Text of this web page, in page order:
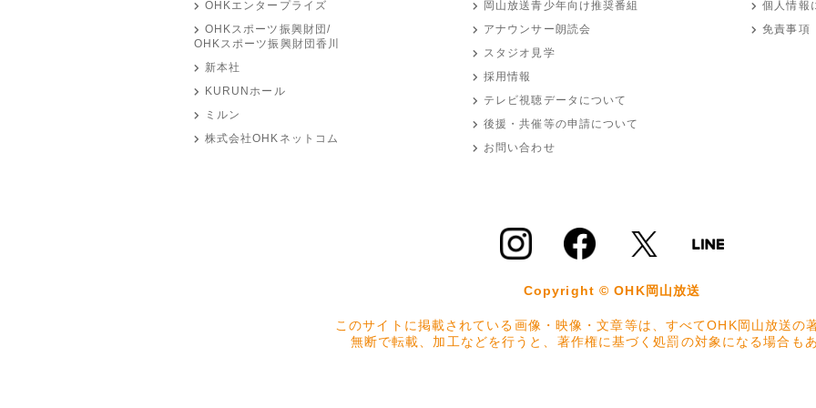
OHKエンタープライズ
OHKスポーツ振興財団/
OHKスポーツ振興財団香川
新本社
KURUNホール
ミルン
株式会社OHKネットコム
岡山放送青少年向け推奨番組
アナウンサー朗読会
スタジオ見学
採用情報
テレビ視聴データについて
後援・共催等の申請について
お問い合わせ
個人情報
免責事項
Copyright © OHK岡山放送
このサイトに掲載されている画像・映像・文章等は、すべてOHK岡山放送の
無断で転載、加工などを行うと、著作権に基づく処罰の対象になる場合もあ